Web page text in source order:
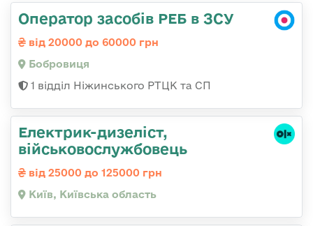
Оператор засобів РЕБ в ЗСУ
від 20000 до 60000 грн
Бобровиця
1 відділ Ніжинського РТЦК та СП
Електрик-дизеліст,
військовослужбовець
від 25000 до 125000 грн
Київ, Київська область